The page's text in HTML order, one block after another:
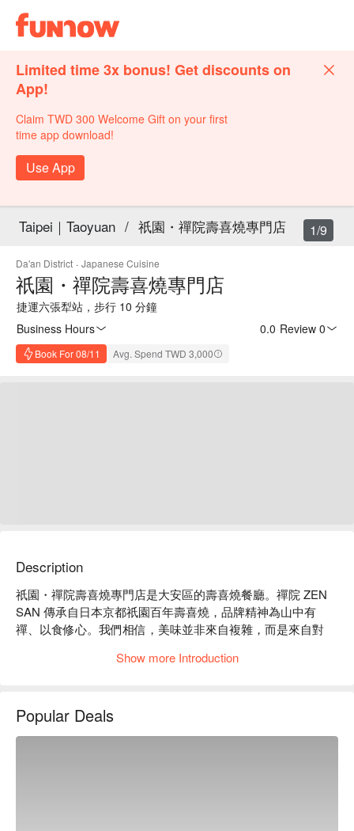
Limited time 3x bonus! Get discounts on
App!
Claim TWD 300 Welcome Gift on your first
time app download!
Use App
Taipei｜Taoyuan / 祇園・禪院壽喜燒專門店
Da'an District · Japanese Cuisine
祇園・禪院壽喜燒專門店
捷運六張犁站，步行 10 分鐘
Business Hours
0.0 Review 0
Book For 08/11 Avg. Spend TWD 3,000
1/9
Description
祇園・禪院壽喜燒專門店是大安區的壽喜燒餐廳。禪院 ZEN
SAN 傳承自日本京都祇園百年壽喜燒，品牌精神為山中有
禪、以食修心。我們相信，美味並非來自複雜，而是來自對
鳳凰酥
祇園・禪院壽喜燒專門店評價：Google 4.9 星推薦
Show more Introduction
Popular Deals